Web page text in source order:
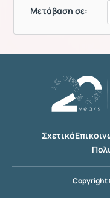
Μετάβαση σε:
Σχετικά
Copyright